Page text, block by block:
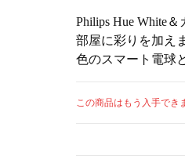
Philips Hue White
部屋に彩りを加え
色のスマート電球
り、Hue アプリに
この商品はもう入手でき